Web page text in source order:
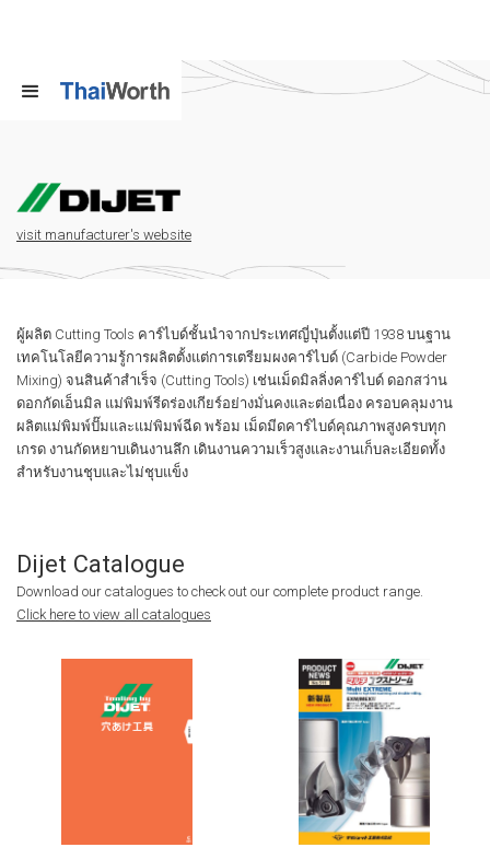
visit manufacturer's website
ผู้ผลิต Cutting Tools คาร์ไบด์ชั้นนำจากประเทศญี่ปุ่นตั้งแต่ปี 1938 บนฐาน
เทคโนโลยีความรู้การผลิตตั้งแต่การเตรียมผงคาร์ไบด์ (Carbide Powder
Mixing) จนสินค้าสำเร็จ (Cutting Tools) เช่นเม็ดมิลลิ่งคาร์ไบด์ ดอกสว่าน
ดอกกัดเอ็นมิล แม่พิมพ์รีดร่องเกียร์อย่างมั่นคงและต่อเนื่อง ครอบคลุมงาน
ผลิตแม่พิมพ์ปั๊มและแม่พิมพ์ฉีด พร้อม เม็ดมีดคาร์ไบด์คุณภาพสูงครบทุก
เกรด งานกัดหยาบเดินงานลึก เดินงานความเร็วสูงและงานเก็บละเอียดทั้ง
สำหรับงานชุบและไม่ชุบแข็ง
Dijet Catalogue
Download our catalogues to check out our complete product range.
Click here to view all catalogues